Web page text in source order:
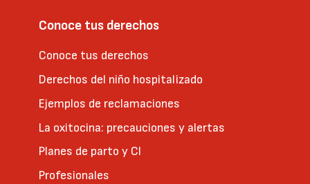
Conoce tus derechos
Conoce tus derechos
Derechos del niño hospitalizado
Ejemplos de reclamaciones
La oxitocina: precauciones y alertas
Planes de parto y CI
Profesionales